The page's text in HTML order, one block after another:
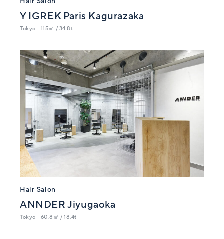
Y IGREK Paris Kagurazaka
Tokyo 115㎡ / 34.8t
Hair Salon
ANNDER Jiyugaoka
Tokyo 60.8㎡ / 18.4t